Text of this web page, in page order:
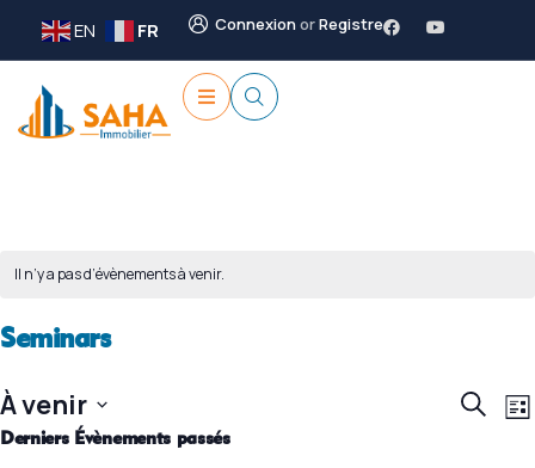
EN FR ConnexionorRegistre
Il n’y a pas d’évènements à venir.
Seminars
À venir
Sélectionnez
Derniers Évènements passés